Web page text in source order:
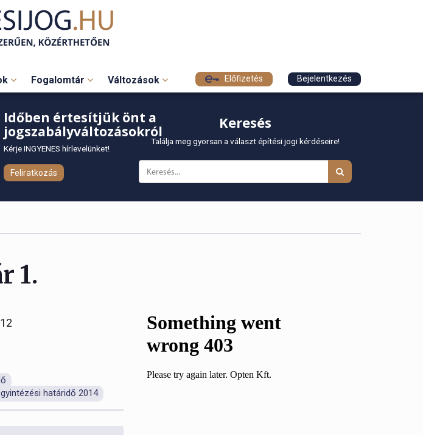
Fogalomtár Változások Előfizetés Bejelentkezés
Időben értesítjük önt a
jogszabályváltozásokról
Kérje INGYENES hírlevelünket!
Feliratkozás
Keresés
Találja meg gyorsan a választ építési jogi kérdéseire!
1.
határidő 2014